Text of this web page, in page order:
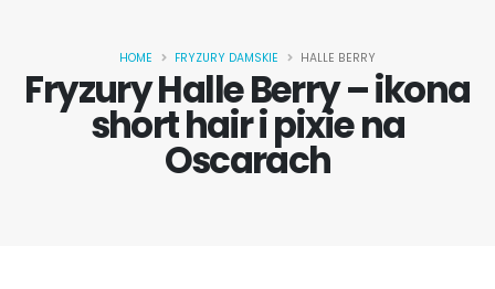
Fryzury Halle Berry – ikona
short hair i pixie na
Oscarach
HOME FRYZURY DAMSKIE HALLE BERRY